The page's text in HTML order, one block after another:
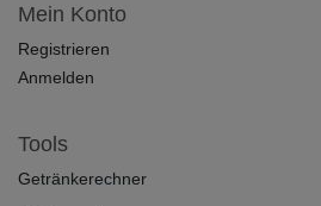
Mein Konto
Registrieren
Anmelden
Tools
Getränkerechner